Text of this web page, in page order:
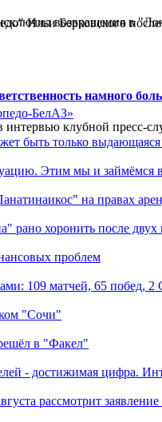
Ильи Берковского
намного
клубной пресс-
возвращения в
БелАЗ»
быть только выдающаяся
Этим мы и займёмся
на правах
рано хоронить после двух
проблем
109 матчей, 65 побед, 2
"Сочи"
в "Факел"
- достижимая цифра.
рассмотрит